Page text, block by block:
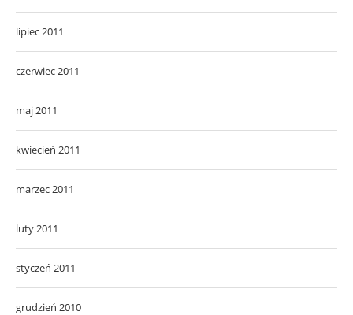
lipiec 2011
czerwiec 2011
maj 2011
kwiecień 2011
marzec 2011
luty 2011
styczeń 2011
grudzień 2010